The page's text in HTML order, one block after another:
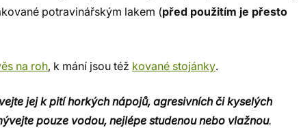
potravinářským lakem (před použitím je přesto
na roh, k mání jsou též kované stojánky.
jej k pití horkých nápojů, agresivních či kyselých
pouze vodou, nejlépe studenou nebo vlažnou.